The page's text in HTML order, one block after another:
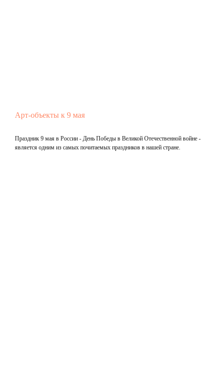
Арт-объекты к 9 мая
Праздник 9 мая в России - День Победы в Великой Отечественной войне -
является одним из самых почитаемых праздников в нашей стране.